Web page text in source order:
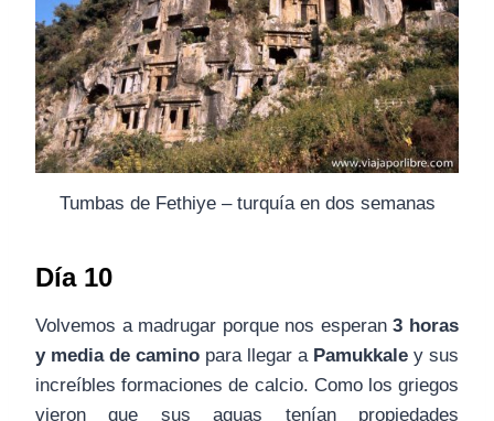
Tumbas de Fethiye – turquía en dos semanas
Día 10
Volvemos a madrugar porque nos esperan3 horas
y media de camino para llegar a Pamukkale y sus
increíbles formaciones de calcio. Como los griegos
vieron que sus aguas tenían propiedades